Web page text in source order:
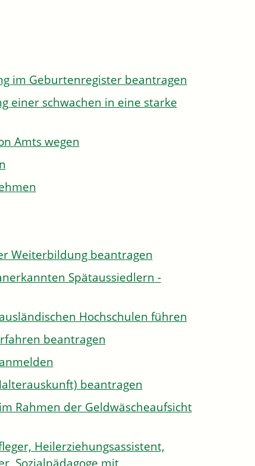
im Geburtenregister beantragen
einer schwachen in eine starke
Amts wegen
Weiterbildung beantragen
Spätaussiedlern -
Hochschulen führen
beantragen
beantragen
Rahmen der Geldwäscheaufsicht
Heilerziehungsassistent,